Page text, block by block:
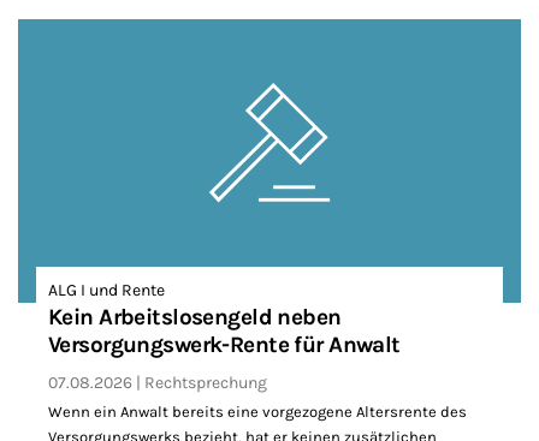
ALG I und Rente
Kein Arbeitslosengeld neben
Versorgungswerk-Rente für Anwalt
07.08.2026 Rechtsprechung
Wenn ein Anwalt bereits eine vorgezogene Altersrente des
Versorgungswerks bezieht, hat er keinen zusätzlichen